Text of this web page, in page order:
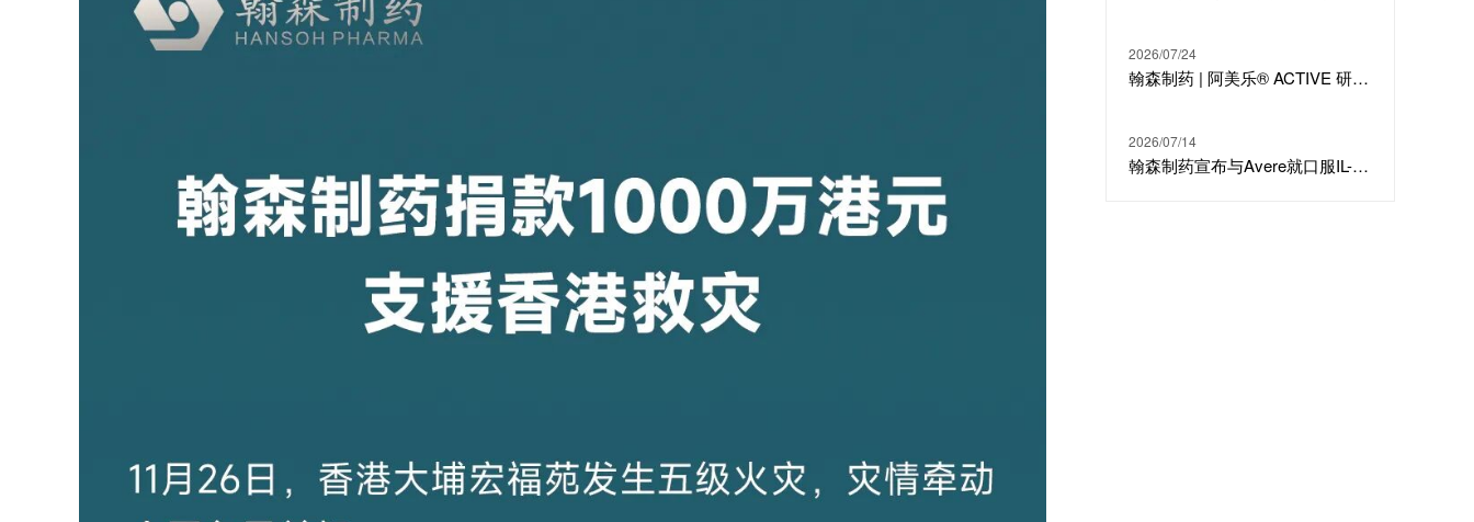
2026/07/24
翰森制药 | 阿美乐® ACTIVE 研究在线发表于国际期刊 JTO
2026/07/14
翰森制药宣布与Avere就口服IL-23候选分子HS-20118达成许可合作及战略投资